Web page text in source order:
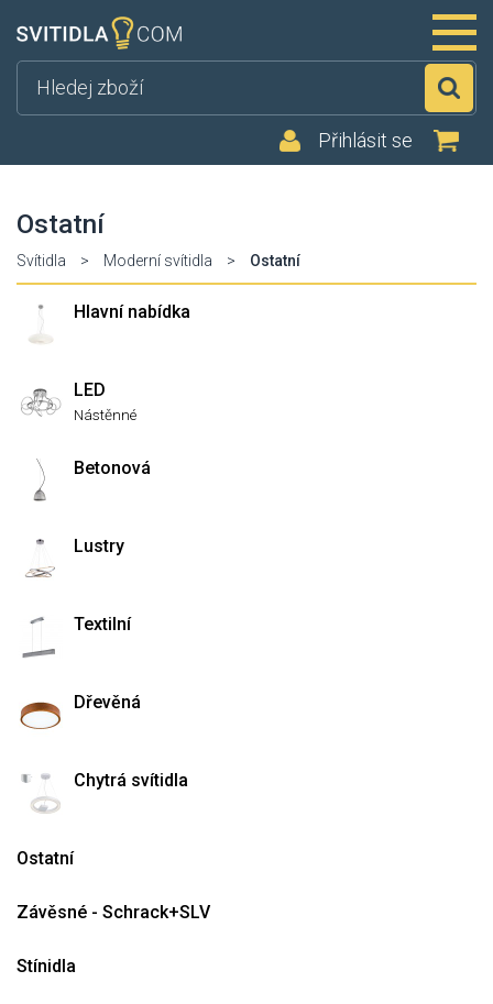
Přihlásit se
Ostatní
Svítidla > Moderní svítidla > Ostatní
Hlavní nabídka
LED
Nástěnné
Betonová
Lustry
Textilní
Dřevěná
Chytrá svítidla
Ostatní
Závěsné - Schrack+SLV
Stínidla